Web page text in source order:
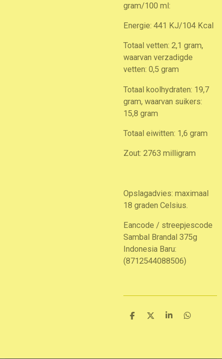
gram/100 ml:
Energie: 441 KJ/104 Kcal
Totaal vetten: 2,1 gram,
waarvan verzadigde
vetten: 0,5 gram
Totaal koolhydraten: 19,7
gram, waarvan suikers:
15,8 gram
Totaal eiwitten: 1,6 gram
Zout: 2763 milligram
Opslagadvies: maximaal
18 graden Celsius.
Eancode / streepjescode
Sambal Brandal 375g
Indonesia Baru:
(8712544088506)
D
D
S
D